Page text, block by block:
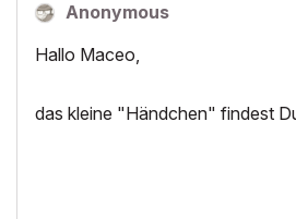
Anonymous
Hallo Maceo,
das kleine "Händchen" findest